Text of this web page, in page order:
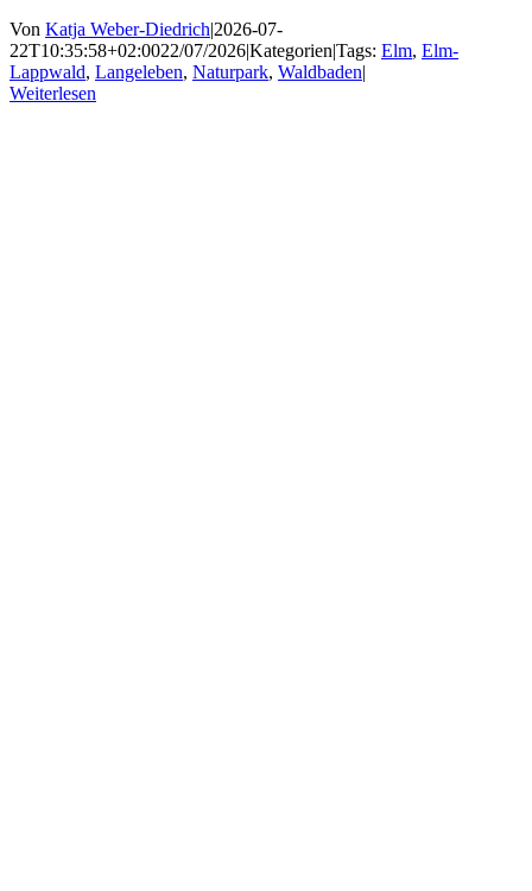
Von Katja Weber-Diedrich2026-07-
22T10:35:58+02:0022/07/2026KategorienTags: Elm, Elm-
Lappwald, Langeleben, Naturpark, Waldbaden
Weiterlesen